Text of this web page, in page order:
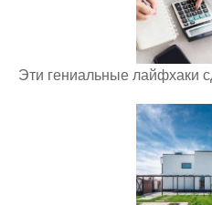
Эти гениальные лайфхаки